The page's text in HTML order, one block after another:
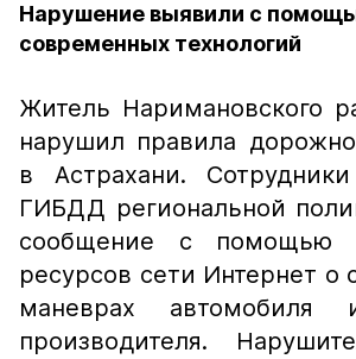
Нарушение выявили с
современных технологий
Житель Наримановского
нарушил правила
в Астрахани.
ГИБДД региональной
сообщение с помощью
ресурсов сети Интернет о
маневрах автомобиля
производителя.